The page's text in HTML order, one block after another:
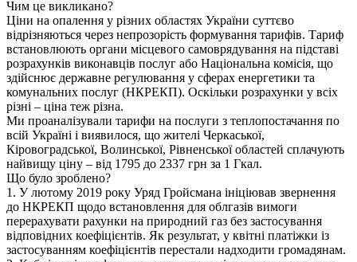
Чим це викликано?
Ціни на опалення у різних областях України суттєво
відрізняються через непрозорість формування тарифів. Тариф
встановлюють органи місцевого самоврядування на підставі
розрахунків виконавців послуг або Національна комісія, що
здійснює державне регулювання у сферах енергетики та
комунальних послуг (НКРЕКП). Оскільки розрахунки у всіх
різні – ціна теж різна.
Ми проаналізували тарифи на послуги з теплопостачання по
всій Україні і виявилося, що жителі Черкаської,
Кіровоградської, Волинської, Рівненської областей сплачують
найвищу ціну – від 1795 до 2337 грн за 1 Гкал.
Що було зроблено?
1. У лютому 2019 року Уряд Гройсмана ініціював звернення
до НКРЕКП щодо встановлення для облгазів вимоги
перерахувати рахунки на природний газ без застосування
відповідних коефіцієнтів. Як результат, у квітні платіжки із
застосуванням коефіцієнтів перестали надходити громадянам.